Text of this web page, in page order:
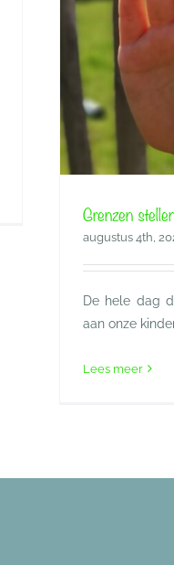
Grenzen
augustus 4th,
De hele dag
aan onze
Lees meer